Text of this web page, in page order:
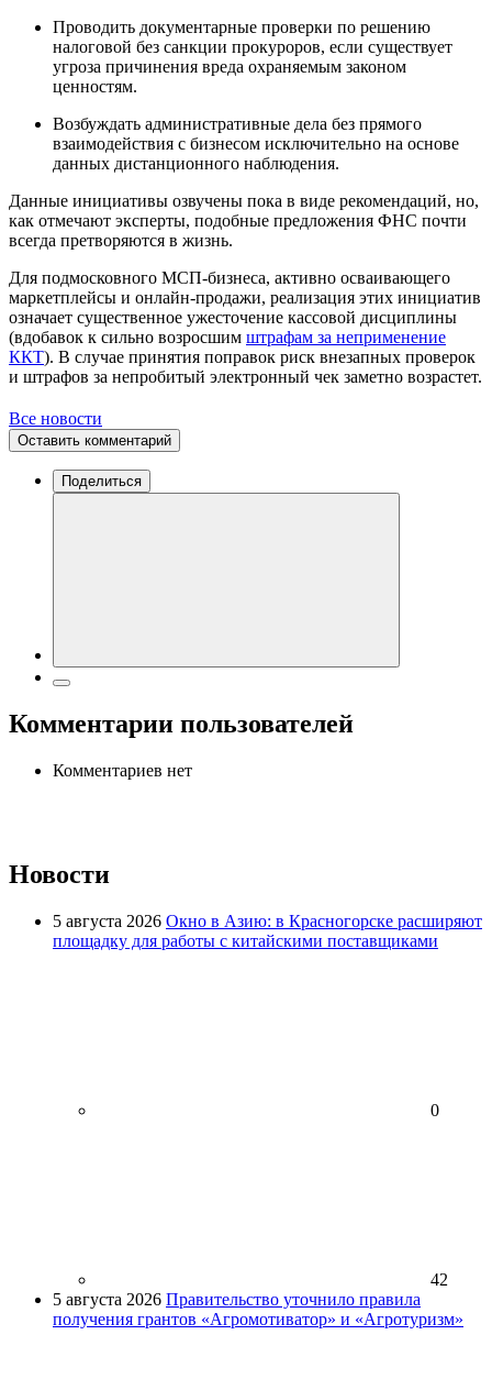
Проводить документарные проверки по решению
налоговой без санкции прокуроров, если существует
угроза причинения вреда охраняемым законом
ценностям.
Возбуждать административные дела без прямого
взаимодействия с бизнесом исключительно на основе
данных дистанционного наблюдения.
Данные инициативы озвучены пока в виде рекомендаций, но,
как отмечают эксперты, подобные предложения ФНС почти
всегда претворяются в жизнь.
Для подмосковного МСП-бизнеса, активно осваивающего
маркетплейсы и онлайн-продажи, реализация этих инициатив
означает существенное ужесточение кассовой дисциплины
(вдобавок к сильно возросшим штрафам за неприменение
ККТ). В случае принятия поправок риск внезапных проверок
и штрафов за непробитый электронный чек заметно возрастет.
Все новости
Оставить комментарий
Поделиться
Комментарии пользователей
Комментариев нет
Новости
5 августа 2026 Окно в Азию: в Красногорске расширяют
площадку для работы с китайскими поставщиками
0
42
5 августа 2026 Правительство уточнило правила
получения грантов «Агромотиватор» и «Агротуризм»